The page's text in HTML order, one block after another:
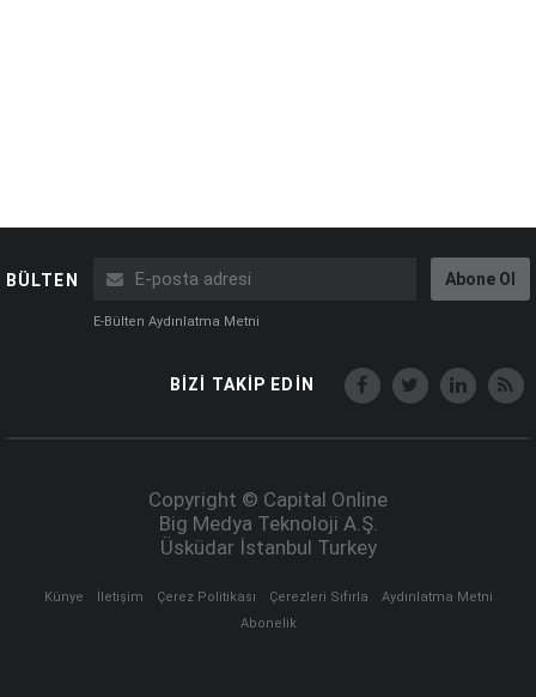
BÜLTEN Abone Ol
E-Bülten Aydınlatma Metni
BİZİ TAKİP EDİN
Copyright © Capital Online
Big Medya Teknoloji A.Ş.
Üsküdar İstanbul Turkey
Künye İletişim Çerez Politikası Çerezleri Sıfırla
Aydınlatma Metni
Abonelik